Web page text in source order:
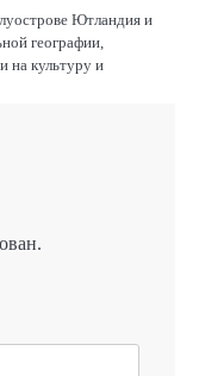
Ютландия и
географии,
на культуру и